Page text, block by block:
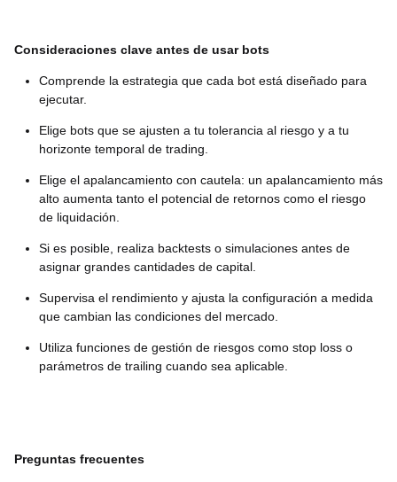
Consideraciones clave antes de usar bots
Comprende la estrategia que cada bot está diseñado para
ejecutar.
Elige bots que se ajusten a tu tolerancia al riesgo y a tu
horizonte temporal de trading.
Elige el apalancamiento con cautela: un apalancamiento más
alto aumenta tanto el potencial de retornos como el riesgo
de liquidación.
Si es posible, realiza backtests o simulaciones antes de
asignar grandes cantidades de capital.
Supervisa el rendimiento y ajusta la configuración a medida
que cambian las condiciones del mercado.
Utiliza funciones de gestión de riesgos como stop loss o
parámetros de trailing cuando sea aplicable.
Preguntas frecuentes